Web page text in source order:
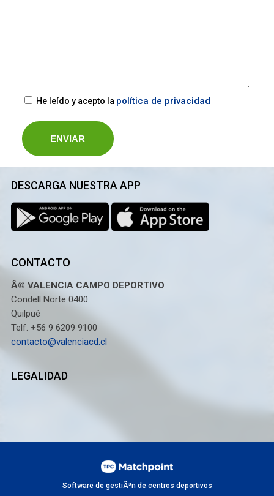
He leído y acepto la política de privacidad
DESCARGA NUESTRA APP
CONTACTO
Â© VALENCIA CAMPO DEPORTIVO
Condell Norte 0400.
Quilpué
Telf. +56 9 6209 9100
contacto@valenciacd.cl
LEGALIDAD
Software de gestiÃ³n de centros deportivos